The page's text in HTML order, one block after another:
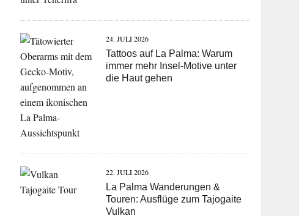
24. JULI 2026
Tattoos auf La Palma: Warum
immer mehr Insel-Motive unter
die Haut gehen
22. JULI 2026
La Palma Wanderungen &
Touren: Ausflüge zum Tajogaite
Vulkan